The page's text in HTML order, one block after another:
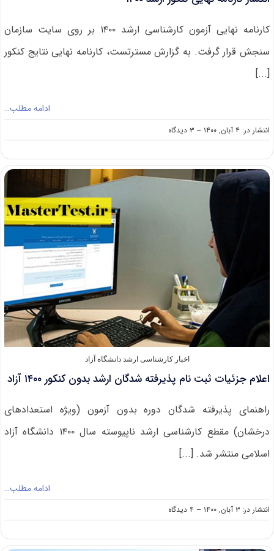
کارنامه نهایی آزمون کارشناسی ارشد ۱۴۰۰ بر روی سایت سازمان
سنجش قرار گرفت. به گزارش مسترتست، کارنامه نهایی نتایج کنکور
[...]
ادامه مطلب…
انتشار در: ۴ آبان, ۱۴۰۰ -- ۳ دیدگاه
on
انتشار
نهایی
کنکور
اخبار کارشناسی ارشد دانشگاه آزاد
اعلام جزئیات ثبت نام پذیرفته شدگان ارشد بدون کنکور ۱۴۰۰ آزاد
راهنمای پذیرفته شدگان دوره بدون آزمون (ویژه استعدادهای
درخشان) مقطع کارشناسی ارشد ناپیوسته سال ۱۴۰۰ دانشگاه آزاد
اسلامی منتشر شد. [...]
ادامه مطلب…
انتشار در: ۳ آبان, ۱۴۰۰ -- ۴ دیدگاه
on
اعلام
ثبت